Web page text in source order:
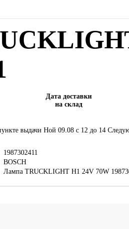
Дата доставки
на склад
выдачи Ной 09.08 c 12 до 14
1987302411
BOSCH
Лампа TRUCKLIGHT H1 24V 70W